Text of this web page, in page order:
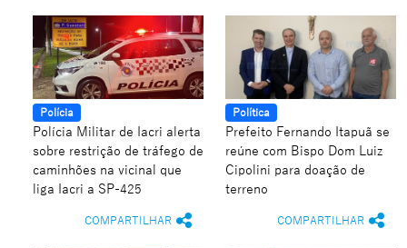
Polícia
Polícia Militar de Iacri alerta
sobre restrição de tráfego de
caminhões na vicinal que
liga Iacri a SP-425
COMPARTILHAR
Política
Prefeito Fernando Itapuã se
reúne com Bispo Dom Luiz
Cipolini para doação de
terreno
COMPARTILHAR